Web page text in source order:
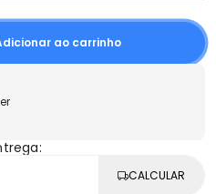
ao carrinho
CALCULAR